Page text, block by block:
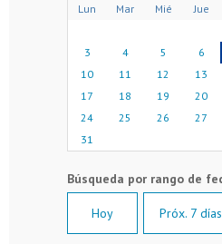
Lun Mar Mié Jue
3
4 5 6
10
11 12 13
17
18 19 20
24
25 26 27
31
Hoy Próx. 7 días